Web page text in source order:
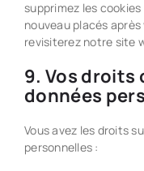
supprimez les
nouveau placés
revisiterez notre site
9. Vos droits
données
Vous avez les droits
personnelles :